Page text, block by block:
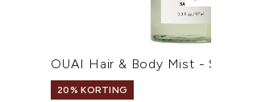
OUAI Hair & Body Mist -
20% KORTING